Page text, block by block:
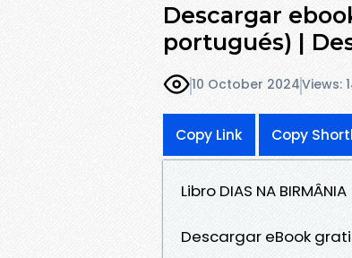
Descargar
portugués) |
10 October 2024Views:
Copy Link Copy
Libro DIAS NA
Descargar eBook